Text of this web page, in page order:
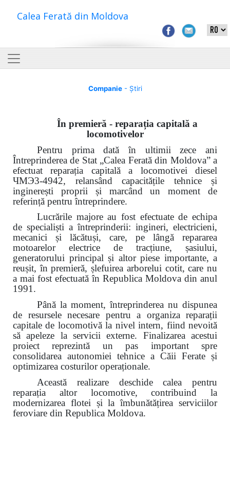
Calea Ferată din Moldova
Companie- Știri
În premieră - reparația capitală a
locomotivelor
Pentru prima dată în ultimii zece ani
Întreprinderea de Stat „Calea Ferată din Moldova” a
efectuat reparația capitală a locomotivei diesel
ЧМЭ3-4942, relansând capacitățile tehnice și
inginerești proprii și marcând un moment de
referință pentru întreprindere.
Lucrările majore au fost efectuate de echipa
de specialiști a întreprinderii: ingineri, electricieni,
mecanici și lăcătuși, care, pe lângă repararea
motoarelor electrice de tracțiune, șasiului,
generatorului principal și altor piese importante, a
reușit, în premieră, șlefuirea arborelui cotit, care nu
a mai fost efectuată în Republica Moldova din anul
1991.
Până la moment, întreprinderea nu dispunea
de resursele necesare pentru a organiza reparații
capitale de locomotivă la nivel intern, fiind nevoită
să apeleze la servicii externe. Finalizarea acestui
proiect reprezintă un pas important spre
consolidarea autonomiei tehnice a Căii Ferate și
optimizarea costurilor operaționale.
Această realizare deschide calea pentru
reparația altor locomotive, contribuind la
modernizarea flotei și la îmbunătățirea serviciilor
feroviare din Republica Moldova.